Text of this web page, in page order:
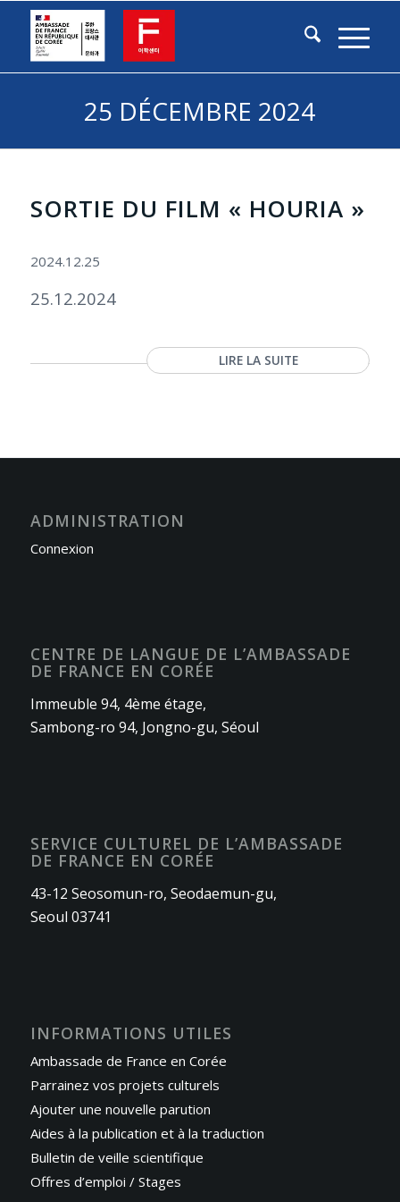
25 DÉCEMBRE 2024
SORTIE DU FILM « HOURIA »
2024.12.25
25.12.2024
LIRE LA SUITE
ADMINISTRATION
Connexion
CENTRE DE LANGUE DE L’AMBASSADE
DE FRANCE EN CORÉE
Immeuble 94, 4ème étage,
Sambong-ro 94, Jongno-gu, Séoul
SERVICE CULTUREL DE L’AMBASSADE
DE FRANCE EN CORÉE
43-12 Seosomun-ro, Seodaemun-gu,
Seoul 03741
INFORMATIONS UTILES
Ambassade de France en Corée
Parrainez vos projets culturels
Ajouter une nouvelle parution
Aides à la publication et à la traduction
Bulletin de veille scientifique
Offres d’emploi / Stages